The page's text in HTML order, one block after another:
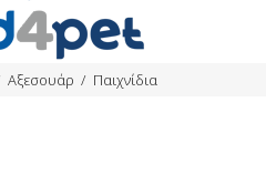
Αξεσουάρ Παιχνίδια